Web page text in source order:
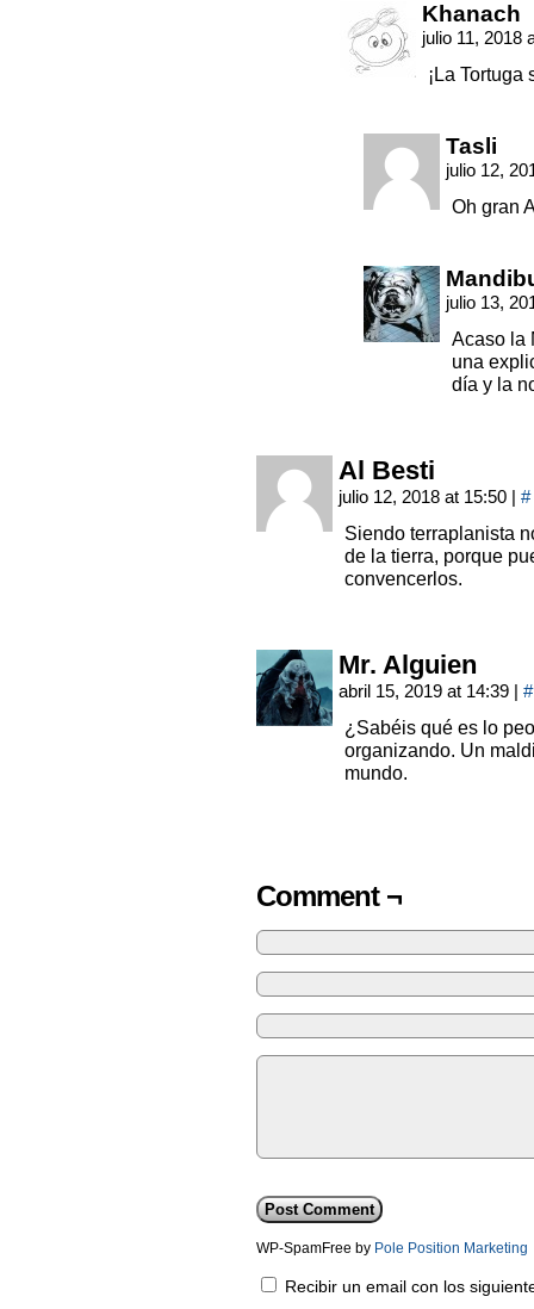
Khanach
julio 11, 2018
¡La Tortuga
Tasli
julio 12,
Oh gran
julio 13,
Acaso la
una
día y la
Al Besti
julio 12, 2018 at 15:50 | #
Siendo terraplanista
de la tierra, porque
convencerlos.
Mr. Alguien
abril 15, 2019 at 14:39 | #
¿Sabéis qué es lo
organizando. Un
mundo.
Comment ¬
WP-SpamFree by Pole Position Marketing
Recibir un email con los